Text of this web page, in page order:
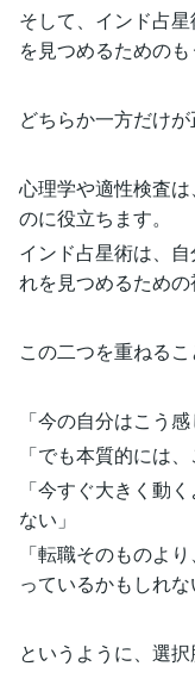
そして、インド占
を見つめるためのも
どちらか一方だけ
心理学や適性検査
のに役立ちます。
インド占星術は、
れを見つめるための
この二つを重ねるこ
「今の自分はこう感
「でも本質的には
「今すぐ大きく動
ない」
「転職そのものよ
っているかもしれな
というように、選